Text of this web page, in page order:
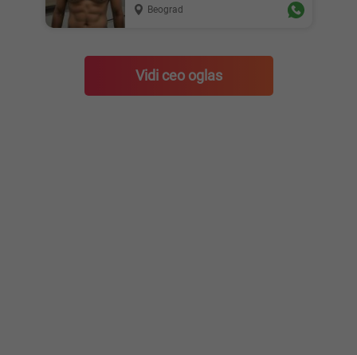
Beograd
Vidi ceo oglas